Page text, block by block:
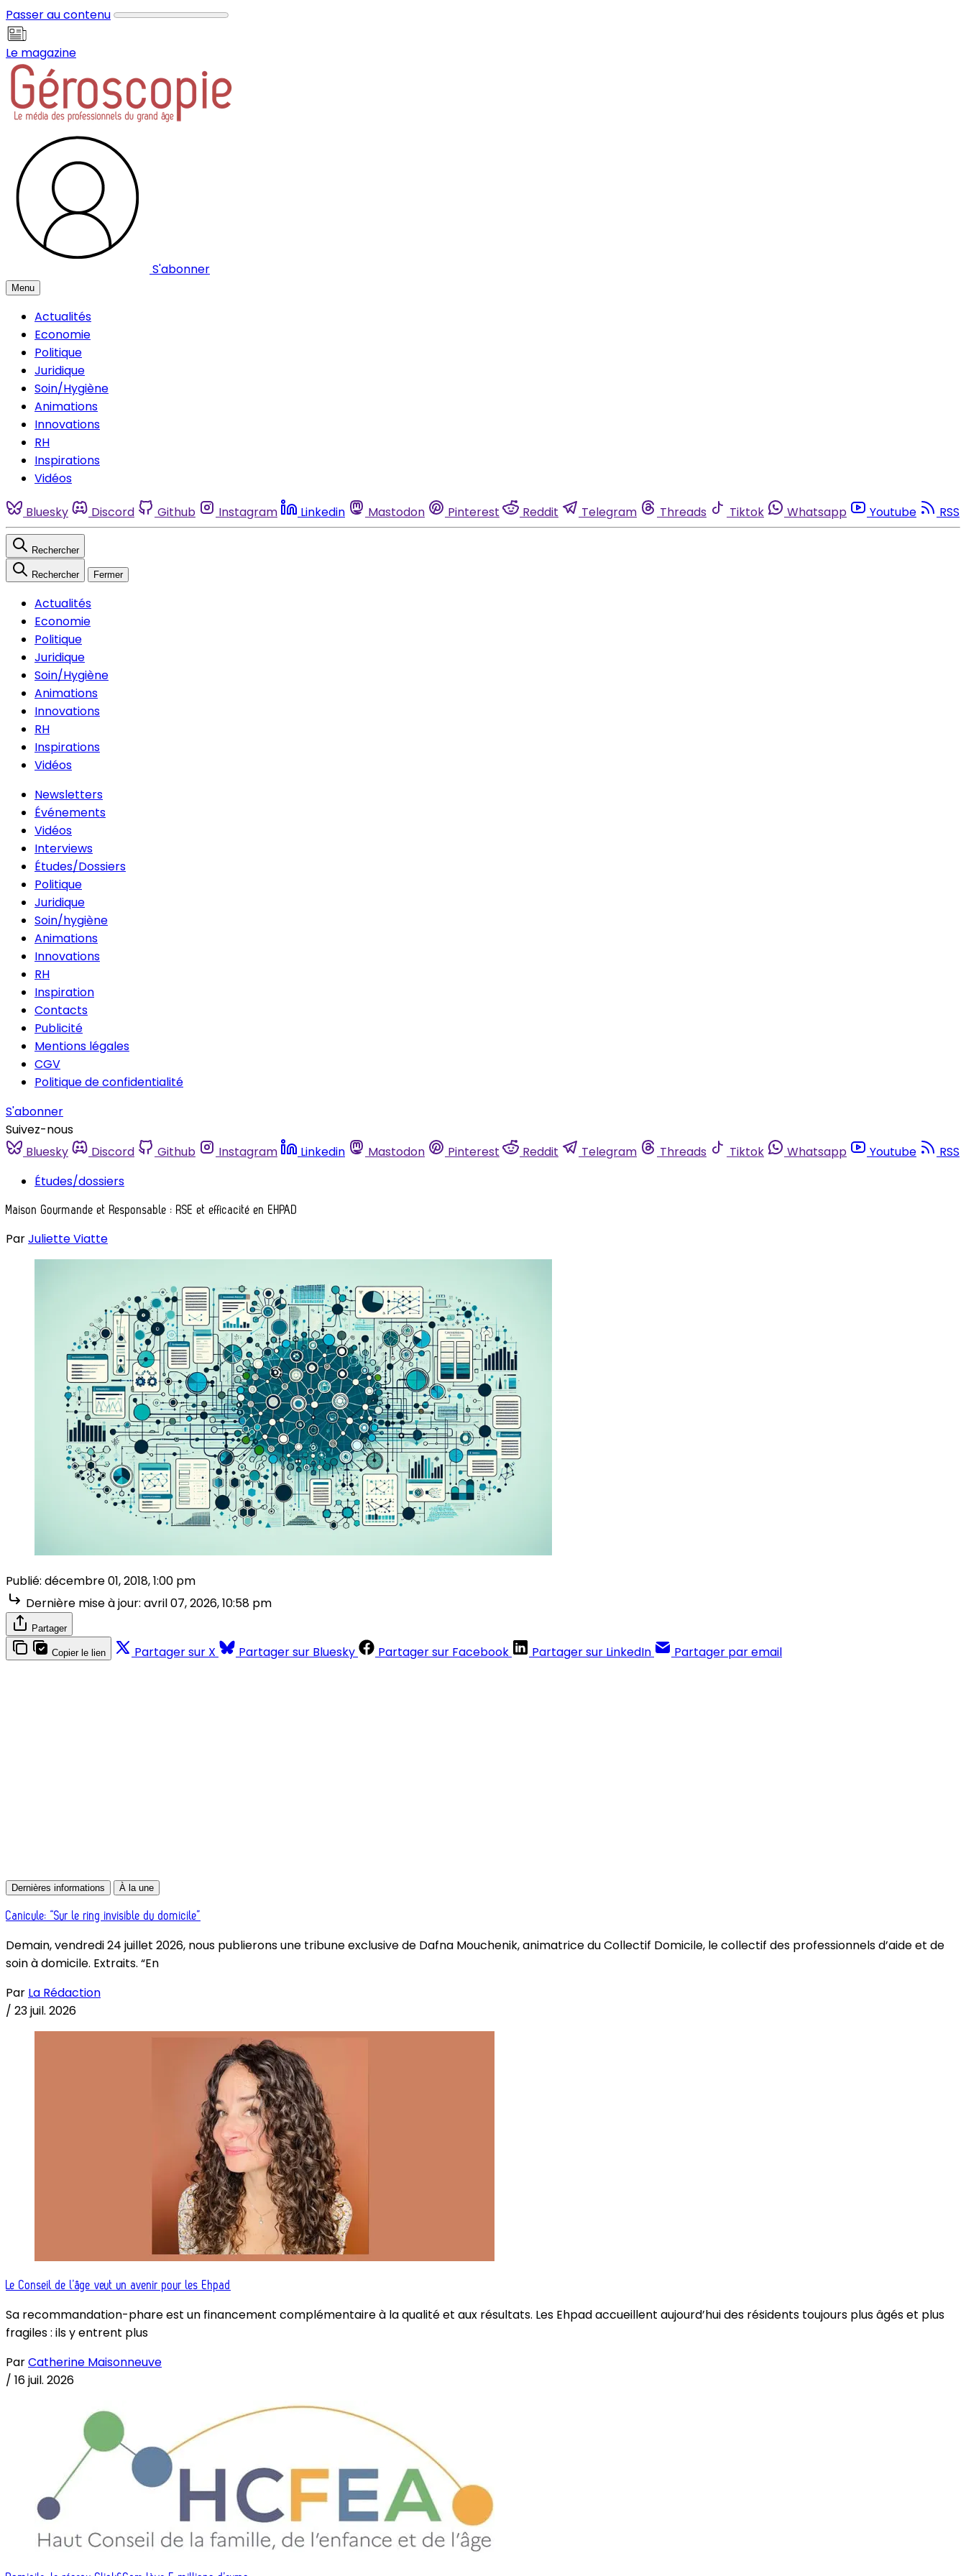
Passer au contenu
Le magazine
S'abonner
Menu
Actualités
Economie
Politique
Juridique
Soin/Hygiène
Animations
Innovations
RH
Inspirations
Vidéos
Bluesky Discord Github Instagram Linkedin Mastodon Pinterest Reddit Telegram Threads Tiktok Whatsapp Youtube RSS
Rechercher
Rechercher Fermer
Actualités
Economie
Politique
Juridique
Soin/Hygiène
Animations
Innovations
RH
Inspirations
Vidéos
Newsletters
Événements
Vidéos
Interviews
Études/Dossiers
Politique
Juridique
Soin/hygiène
Animations
Innovations
RH
Inspiration
Contacts
Publicité
Mentions légales
CGV
Politique de confidentialité
S'abonner
Suivez-nous
Bluesky
Discord Github Instagram Linkedin Mastodon Pinterest Reddit Telegram Threads Tiktok Whatsapp Youtube
RSS
Études/dossiers
Maison Gourmande et Responsable : RSE et efficacité en EHPAD
ParJuliette Viatte
Publié: décembre 01, 2018, 1:00 pm
Dernière mise à jour: avril 07, 2026, 10:58 pm
Partager
Copier le lien Partager sur X Partager sur Bluesky Partager sur Facebook Partager sur LinkedIn Partager par email
Dernières informations À la une
Canicule: “Sur le ring invisible du domicile”
Demain, vendredi 24 juillet 2026, nous publierons une tribune exclusive de Dafna Mouchenik, animatrice du Collectif Domicile, le collectif des professionnels d’aide et de
soin à domicile. Extraits. “En
Par La Rédaction
/ 23 juil. 2026
Le Conseil de l’âge veut un avenir pour les Ehpad
Sa recommandation-phare est un financement complémentaire à la qualité et aux résultats. Les Ehpad accueillent aujourd’hui des résidents toujours plus âgés et plus
fragiles : ils y entrent plus
ParCatherine Maisonneuve
/ 16 juil. 2026
Panneau de gestion des cookies